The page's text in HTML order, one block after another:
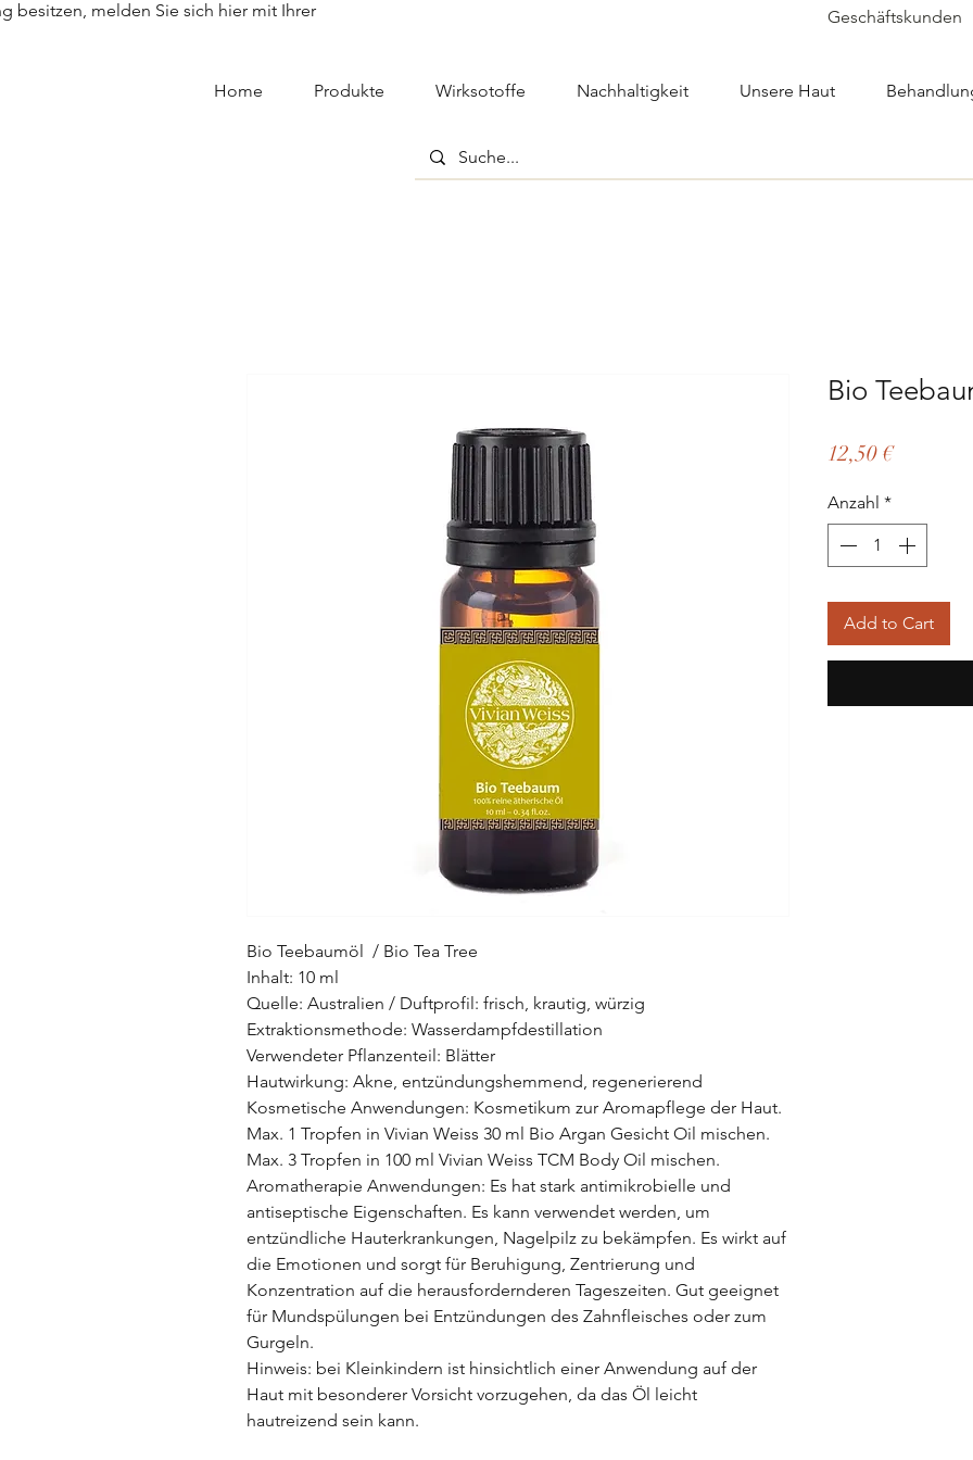
Home Produkte Wirksotoffe Nachhaltigkeit Unsere Haut
Geschäftskunden
besitzen, melden Sie sich hier mit Ihrer
Bio Teebaumöl / Bio Tea Tree
Inhalt: 10 ml
Quelle: Australien / Duftprofil: frisch, krautig, würzig
Extraktionsmethode: Wasserdampfdestillation
Verwendeter Pflanzenteil: Blätter
Hautwirkung: Akne, entzündungshemmend, regenerierend
Kosmetische Anwendungen: Kosmetikum zur Aromapflege der Haut.
Max. 1 Tropfen in Vivian Weiss 30 ml Bio Argan Gesicht Oil mischen.
Max. 3 Tropfen in 100 ml Vivian Weiss TCM Body Oil mischen.
Aromatherapie Anwendungen: Es hat stark antimikrobielle und
antiseptische Eigenschaften. Es kann verwendet werden, um
entzündliche Hauterkrankungen, Nagelpilz zu bekämpfen. Es wirkt auf
die Emotionen und sorgt für Beruhigung, Zentrierung und
Konzentration auf die herausfordernderen Tageszeiten. Gut geeignet
für Mundspülungen bei Entzündungen des Zahnfleisches oder zum
Gurgeln.
Hinweis: bei Kleinkindern ist hinsichtlich einer Anwendung auf der
Haut mit besonderer Vorsicht vorzugehen, da das Öl leicht
hautreizend sein kann.
Bio
12,50 €Preis
Anzahl *
Add to Cart